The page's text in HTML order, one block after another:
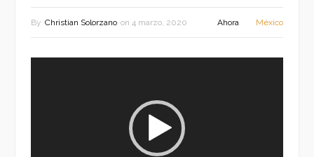
By Christian Solorzano on 4 marzo, 2020 Ahora México